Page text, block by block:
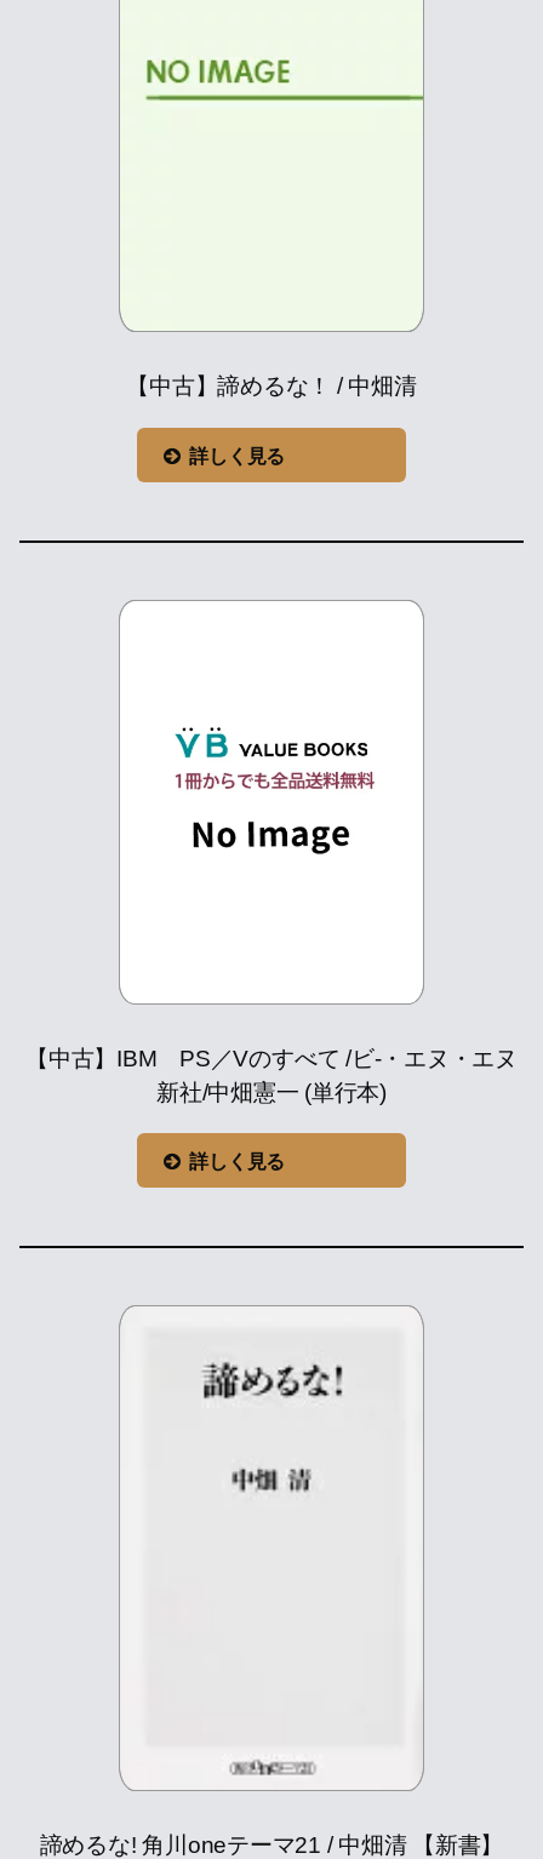
【中古】諦めるな！ / 中畑清
詳しく見る
【中古】IBM PS／Vのすべて /ビ-・エヌ・エヌ
新社/中畑憲一 (単行本)
詳しく見る
諦めるな! 角川oneテーマ21 / 中畑清 【新書】